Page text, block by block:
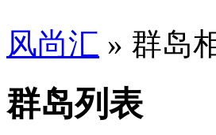
风尚汇 » 群岛
群岛列表